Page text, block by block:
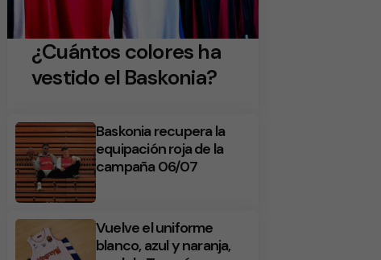
¿Cuántos colores ha
vestido el Baskonia?
Baskonia recupera la
equipación roja de la
campaña 06/07
Vuelve el uniforme
blanco, azul y naranja,